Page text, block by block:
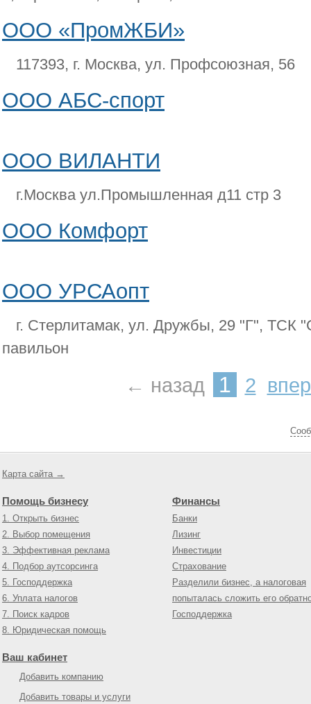
ООО «ПромЖБИ»
117393, г. Москва, ул. Профсоюзная, 56
ООО АБС-спорт
ООО ВИЛАНТИ
г.Москва ул.Промышленная д11 стр 3
ООО Комфорт
ООО УРСАопт
г. Стерлитамак, ул. Дружбы, 29 "Г", ТСК
павильон
← назад 1 2
Карта сайта →
Помощь бизнесу
1. Открыть бизнес
2. Выбор помещения
3. Эффективная реклама
4. Подбор аутсорсинга
5. Господдержка
6. Уплата налогов
7. Поиск кадров
8. Юридическая помощь
Финансы
Банки
Лизинг
Инвестиции
Страхование
Разделили бизнес, а налоговая
попыталась сложить его
Господдержка
Ваш кабинет
Добавить компанию
Добавить товары и услуги